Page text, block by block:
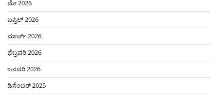
ಮೇ 2026
ಏಪ್ರಿಲ್ 2026
ಮಾರ್ಚ್ 2026
ಫೆಬ್ರವರಿ 2026
ಜನವರಿ 2026
ಡಿಸೆಂಬರ್ 2025